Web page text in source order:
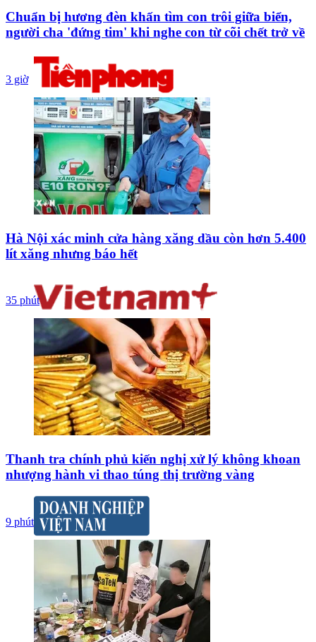
Chuẩn bị hương đèn khấn tìm con trôi giữa biển,
người cha 'đứng tim' khi nghe con từ cõi chết trở về
3 giờ
Hà Nội xác minh cửa hàng xăng dầu còn hơn 5.400
lít xăng nhưng báo hết
35 phút
Thanh tra chính phủ kiến nghị xử lý không khoan
nhượng hành vi thao túng thị trường vàng
9 phút